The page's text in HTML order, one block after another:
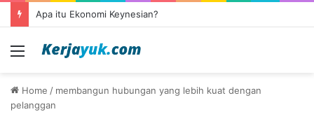
Apa itu Ekonomi Keynesian?
Menu
Home / membangun hubungan yang lebih kuat dengan
pelanggan